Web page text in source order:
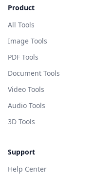
Product
All Tools
Image Tools
PDF Tools
Document Tools
Video Tools
Audio Tools
3D Tools
Support
Help Center